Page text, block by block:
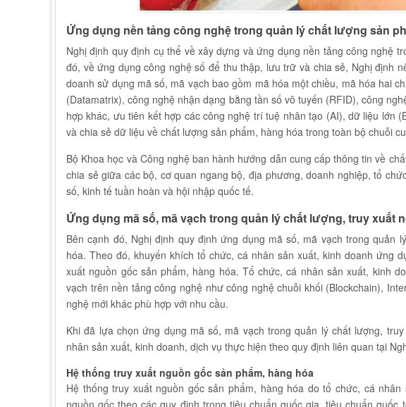
Ứng dụng nền tảng công nghệ trong quản lý chất lượng sản
Nghị định quy định cụ thể về xây dựng và ứng dụng nền tảng công nghệ
đó, về ứng dụng công nghệ số để thu thập, lưu trữ và chia sẻ, Nghị định
doanh sử dụng mã số, mã vạch bao gồm mã hóa một chiều, mã hóa hai
(Datamatrix), công nghệ nhận dạng bằng tần số vô tuyến (RFID), công
hợp khác, ưu tiên kết hợp các công nghệ trí tuệ nhân tạo (AI), dữ liệu lớn
và chia sẻ dữ liệu về chất lượng sản phẩm, hàng hóa trong toàn bộ chuỗi
Bộ Khoa học và Công nghệ ban hành hướng dẫn cung cấp thông tin về
chia sẻ giữa các bộ, cơ quan ngang bộ, địa phương, doanh nghiệp, tổ
số, kinh tế tuần hoàn và hội nhập quốc tế.
Ứng dụng mã số, mã vạch trong quản lý chất lượng, truy xuất
Bên cạnh đó, Nghị định quy định ứng dụng mã số, mã vạch trong quản
hóa. Theo đó, khuyến khích tổ chức, cá nhân sản xuất, kinh doanh ứng
xuất nguồn gốc sản phẩm, hàng hóa. Tổ chức, cá nhân sản xuất, kinh
vạch trên nền tảng công nghệ như công nghệ chuỗi khối (Blockchain),
nghệ mới khác phù hợp với nhu cầu.
Khi đã lựa chọn ứng dụng mã số, mã vạch trong quản lý chất lượng,
nhân sản xuất, kinh doanh, dịch vụ thực hiện theo quy định liên quan tại
Hệ thống truy xuất nguồn gốc sản phẩm, hàng hóa
Hệ thống truy xuất nguồn gốc sản phẩm, hàng hóa do tổ chức, cá